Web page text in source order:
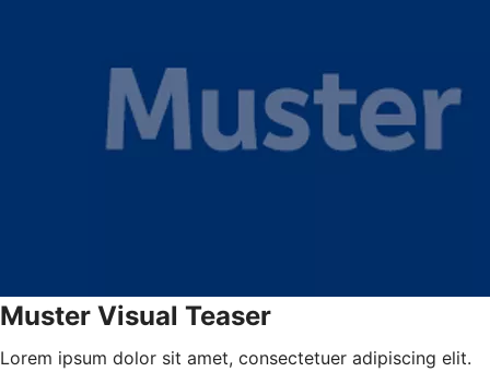
Muster Visual Teaser
Lorem ipsum dolor sit amet, consectetuer adipiscing elit.